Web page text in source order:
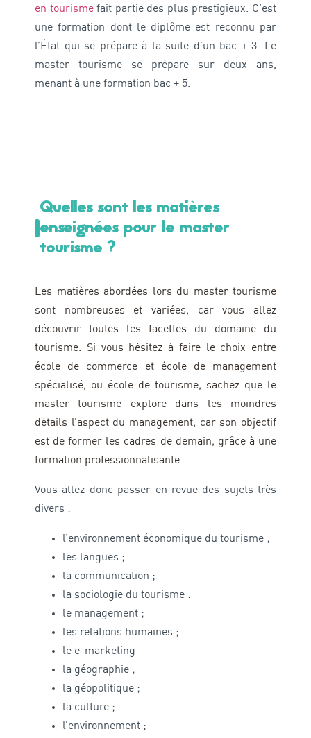
en tourismefait partie des plus prestigieux. C’est
une formation dont le diplôme est reconnu par
l’État qui se prépare à la suite d’un bac + 3. Le
master tourisme se prépare sur deux ans,
menant à une formation bac + 5.
Quelles sont les matières
enseignées pour le master
tourisme ?
Les matières abordées lors du master tourisme
sont nombreuses et variées, car vous allez
découvrir toutes les facettes du domaine du
tourisme. Si vous hésitez à faire le choix entre
école de commerce et école de management
spécialisé, ou école de tourisme, sachez que le
master tourisme explore dans les moindres
détails l’aspect du management, car son objectif
est de former les cadres de demain, grâce à une
formation professionnalisante.
Vous allez donc passer en revue des sujets très
divers :
l’environnement économique du tourisme ;
les langues ;
la communication ;
la sociologie du tourisme :
le management ;
les relations humaines ;
le e-marketing
la géographie ;
la géopolitique ;
la culture ;
l’environnement ;